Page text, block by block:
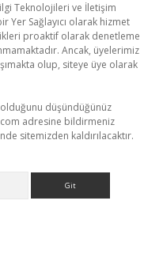
Teknolojileri ve İletişim
Yer Sağlayıcı olarak hizmet
proaktif olarak denetleme
Ancak, üyelerimiz
olup, siteye üye olarak
olduğunu düşündüğünüz
adresine bildirmeniz
sitemizden kaldırılacaktır.